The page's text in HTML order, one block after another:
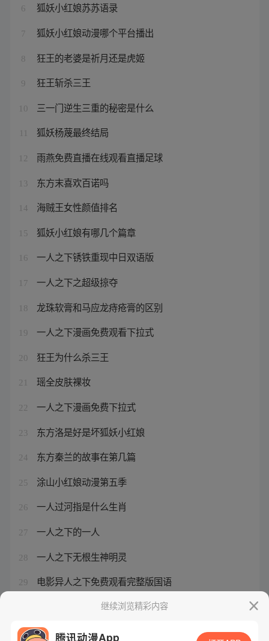
6 狐妖小红娘苏苏语录
7 狐妖小红娘动漫哪个平台播出
8 狂王的老婆是祈月还是虎姬
9 狂王斩杀三王
10 三一门逆生三重的秘密是什么
狐妖杨蔑最终结局
12 雨燕免费直播在线观看直播足球
13 东方末喜欢百诺吗
14 海贼王女性颜值排名
15 狐妖小红娘有哪几个篇章
16 一人之下锈铁重现中日双语版
17 一人之下之超级掠夺
18 龙珠软膏和马应龙痔疮膏的区别
19 一人之下漫画免费观看下拉式
20 狂王为什么杀三王
21 瑶全皮肤裸妆
22 一人之下漫画免费下拉式
23 东方洛是好是坏狐妖小红娘
24 东方秦兰的故事在第几篇
25 涂山小红娘动漫第五季
26 一人过河指是什么生肖
27 一人之下的一人
28 一人之下无根生神明灵
29 电影异人之下免费观看完整版国语
一人之下尹乘风是好人吗继续浏览精彩内容
腾讯动漫App